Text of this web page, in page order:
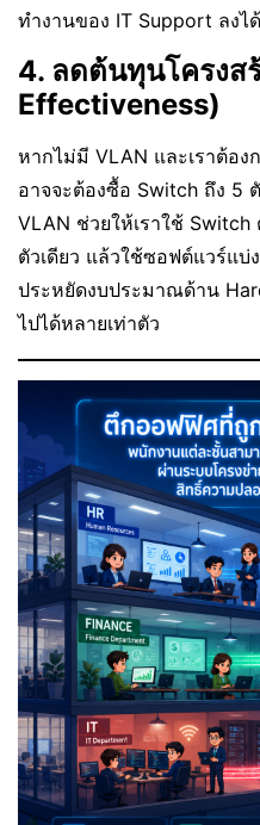
ทำงานของ IT Support ลงไ
4. ลดต้นทุนโครงส
Effectiveness)
หากไม่มี VLAN และเราต้อง
อาจจะต้องซื้อ Switch ถึง 5
VLAN ช่วยให้เราใช้
ตัวเดียว แล้วใช้ซอฟต์แวร์แบ่
ประหยัดงบประมาณด้าน
ไปได้หลายเท่าตัว